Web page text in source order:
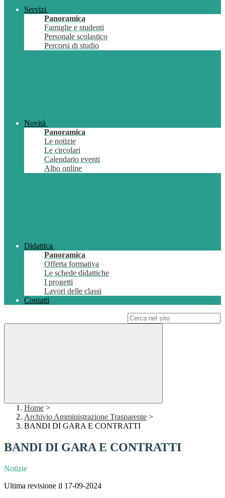
Servizi
Panoramica
Famiglie e studenti
Personale scolastico
Percorsi di studio
Novità
Panoramica
Le notizie
Le circolari
Calendario eventi
Albo online
Didattica
Panoramica
Offerta formativa
Le schede didattiche
I progetti
Lavori delle classi
Contatti
Home >
Archivio Amministrazione Trasparente >
BANDI DI GARA E CONTRATTI
BANDI DI GARA E CONTRATTI
Notizie
Ultima revisione il 17-09-2024